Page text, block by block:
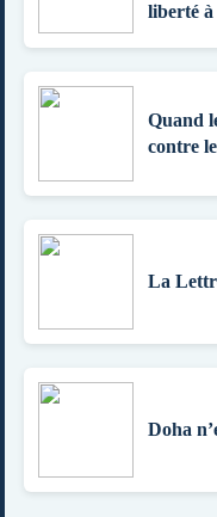
liberté
Quand
contre
La
Doha